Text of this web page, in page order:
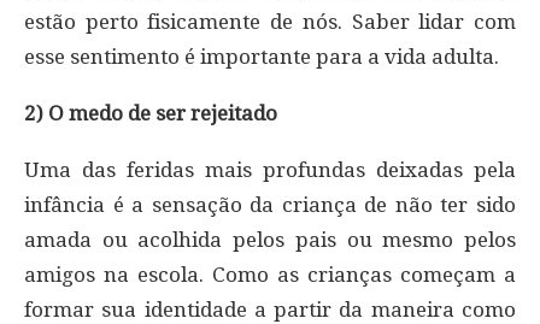
estão perto fisicamente de nós. Saber lidar com
esse sentimento é importante para a vida adulta.
2) O medo de ser rejeitado
Uma das feridas mais profundas deixadas pela
infância é a sensação da criança de não ter sido
amada ou acolhida pelos pais ou mesmo pelos
amigos na escola. Como as crianças começam a
formar sua identidade a partir da maneira como